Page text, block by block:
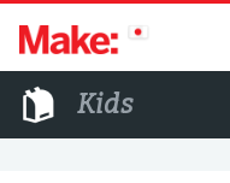
Kids